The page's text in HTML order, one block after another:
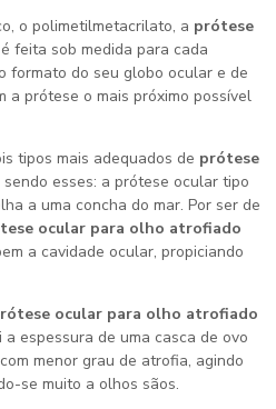
o polimetilmetacrilato, a prótese
é feita sob medida para cada
formato do seu globo ocular e de
a prótese o mais próximo possível
tipos mais adequados de prótese
sendo esses: a prótese ocular tipo
a uma concha do mar. Por ser de
ocular para olho atrofiado
a cavidade ocular, propiciando
ocular para olho atrofiado
espessura de uma casca de ovo
menor grau de atrofia, agindo
se muito a olhos sãos.